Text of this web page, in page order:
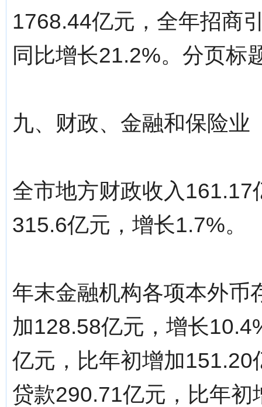
1768.44亿元，全年招商
同比增长21.2%。分页标
九、财政、金融和保险业
全市地方财政收入
315.6亿元，增长1.7%。
年末金融机构各项本外币
加128.58亿元，增长
亿元，比年初增加
贷款290.71亿元，比年